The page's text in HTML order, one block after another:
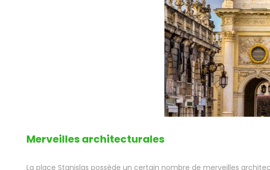
Merveilles architecturales
La place Stanislas possède un certain nombre de merveilles